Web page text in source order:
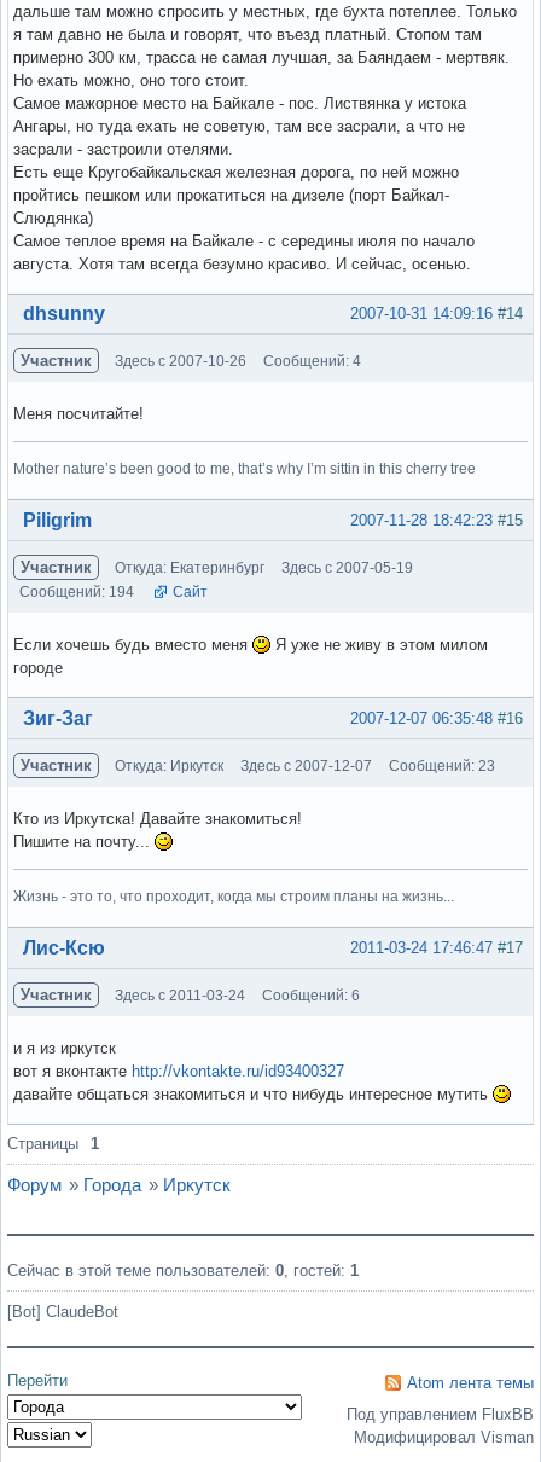
дальше там можно спросить у местных, где бухта потеплее. Только
я там давно не была и говорят, что въезд платный. Стопом там
примерно 300 км, трасса не самая лучшая, за Баяндаем - мертвяк.
Но ехать можно, оно того стоит.
Самое мажорное место на Байкале - пос. Листвянка у истока
Ангары, но туда ехать не советую, там все засрали, а что не
засрали - застроили отелями.
Есть еще Кругобайкальская железная дорога, по ней можно
пройтись пешком или прокатиться на дизеле (порт Байкал-
Слюдянка)
Самое теплое время на Байкале - с середины июля по начало
августа. Хотя там всегда безумно красиво. И сейчас, осенью.
Вне форума #14
2007-10-31 14:09:16
dhsunny
Участник Здесь с 2007-10-26 Сообщений: 4
Меня посчитайте!
Mother nature’s been good to me, that’s why I’m sittin in this cherry tree
Вне форума #15
2007-11-28 18:42:23
Piligrim
Участник Откуда: Екатеринбург
Здесь с 2007-05-19
Сообщений: 194
Сайт
Если хочешь будь вместо меня
Я уже не живу в этом милом
городе
Вне форума #16
2007-12-07 06:35:48
Зиг-Заг
Участник Откуда: Иркутск Здесь с 2007-12-07 Сообщений: 23
Кто из Иркутска! Давайте знакомиться!
Пишите на почту...
Жизнь - это то, что проходит, когда мы строим планы на жизнь...
Вне форума #17
2011-03-24 17:46:47
Лис-Ксю
Участник Здесь с 2011-03-24 Сообщений: 6
и я из иркутск
вот я вконтакте http://vkontakte.ru/id93400327
давайте общаться знакомиться и что нибудь интересное мутить
Вне форума
Страницы 1
Форум » Города » Иркутск
Сейчас в этой теме пользователей: 0, гостей: 1
[Bot] ClaudeBot
Перейти
Atom лента темы
Под управлением FluxBB
Модифицировал Visman